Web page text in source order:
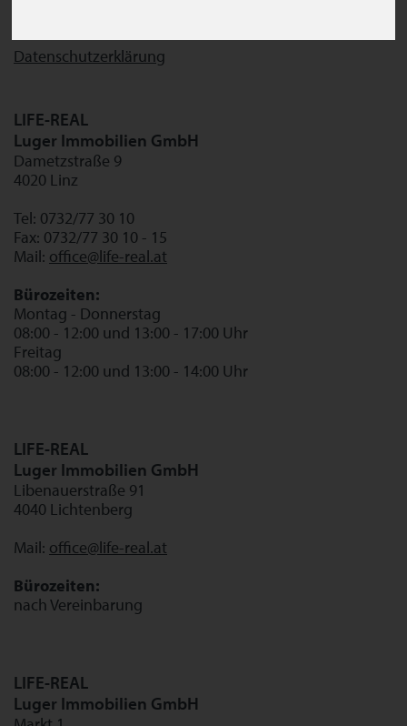
Datenschutzerklärung
LIFE-REAL
Luger Immobilien GmbH
Dametzstraße 9
4020 Linz
Tel: 0732/77 30 10
Fax: 0732/77 30 10 - 15
Mail: office@life-real.at
Bürozeiten:
Montag - Donnerstag
08:00 - 12:00 und 13:00 - 17:00 Uhr
Freitag
08:00 - 12:00 und 13:00 - 14:00 Uhr
LIFE-REAL
Luger Immobilien GmbH
Libenauerstraße 91
4040 Lichtenberg
Mail: office@life-real.at
Bürozeiten:
nach Vereinbarung
LIFE-REAL
Luger Immobilien GmbH